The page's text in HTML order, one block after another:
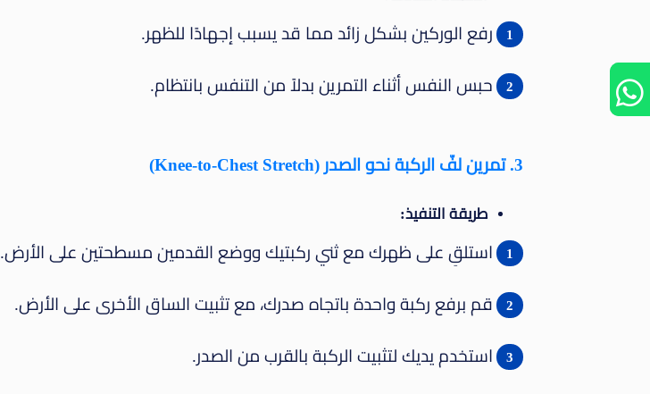
رفع الوركين بشكل زائد مما قد يسبب إجهادًا للظهر.
حبس النفس أثناء التمرين بدلاً من التنفس بانتظام.
3. تمرين لفّ الركبة نحو الصدر (Knee-to-Chest Stretch)
طريقة التنفيذ:
استلقِ على ظهرك مع ثني ركبتيك ووضع القدمين مسطحتين على الأرض.
قم برفع ركبة واحدة باتجاه صدرك، مع تثبيت الساق الأخرى على الأرض.
استخدم يديك لتثبيت الركبة بالقرب من الصدر.